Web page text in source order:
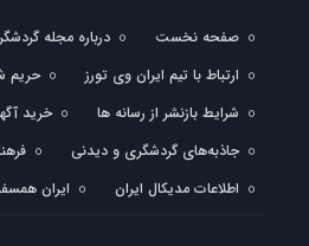
صفحه نخست
درباره مجله
ارتباط با تیم ایران وی تورز
حریم
شرایط بازنشر از رسانه ها
خرید
جاذبه‌های گردشگری و دیدنی
اطلاعات مدیکال ایران
ایران